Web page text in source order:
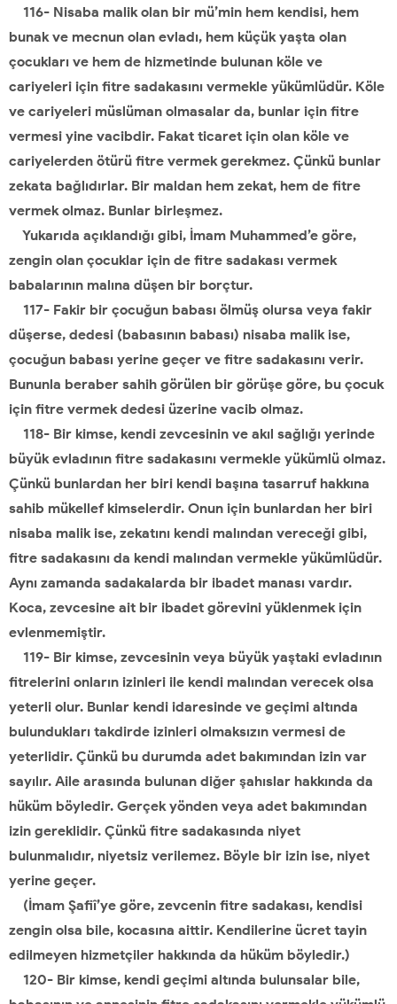
116- Nisaba malik olan bir mü’min hem kendisi, hem
bunak ve mecnun olan evladı, hem küçük yaşta olan
çocukları ve hem de hizmetinde bulunan köle ve
cariyeleri için fitre sadakasını vermekle yükümlüdür. Köle
ve cariyeleri müslüman olmasalar da, bunlar için fitre
vermesi yine vacibdir. Fakat ticaret için olan köle ve
cariyelerden ötürü fitre vermek gerekmez. Çünkü bunlar
zekata bağlıdırlar. Bir maldan hem zekat, hem de fitre
vermek olmaz. Bunlar birleşmez.
Yukarıda açıklandığı gibi, İmam Muhammed’e göre,
zengin olan çocuklar için de fitre sadakası vermek
babalarının malına düşen bir borçtur.
117- Fakir bir çocuğun babası ölmüş olursa veya fakir
düşerse, dedesi (babasının babası) nisaba malik ise,
çocuğun babası yerine geçer ve fitre sadakasını verir.
Bununla beraber sahih görülen bir görüşe göre, bu çocuk
için fitre vermek dedesi üzerine vacib olmaz.
118- Bir kimse, kendi zevcesinin ve akıl sağlığı yerinde
büyük evladının fitre sadakasını vermekle yükümlü olmaz.
Çünkü bunlardan her biri kendi başına tasarruf hakkına
sahib mükellef kimselerdir. Onun için bunlardan her biri
nisaba malik ise, zekatını kendi malından vereceği gibi,
fitre sadakasını da kendi malından vermekle yükümlüdür.
Aynı zamanda sadakalarda bir ibadet manası vardır.
Koca, zevcesine ait bir ibadet görevini yüklenmek için
evlenmemiştir.
119- Bir kimse, zevcesinin veya büyük yaştaki evladının
fitrelerini onların izinleri ile kendi malından verecek olsa
yeterli olur. Bunlar kendi idaresinde ve geçimi altında
bulundukları takdirde izinleri olmaksızın vermesi de
yeterlidir. Çünkü bu durumda adet bakımından izin var
sayılır. Aile arasında bulunan diğer şahıslar hakkında da
hüküm böyledir. Gerçek yönden veya adet bakımından
izin gereklidir. Çünkü fitre sadakasında niyet
bulunmalıdır, niyetsiz verilemez. Böyle bir izin ise, niyet
yerine geçer.
(İmam Şafiî’ye göre, zevcenin fitre sadakası, kendisi
zengin olsa bile, kocasına aittir. Kendilerine ücret tayin
edilmeyen hizmetçiler hakkında da hüküm böyledir.)
120- Bir kimse, kendi geçimi altında bulunsalar bile,